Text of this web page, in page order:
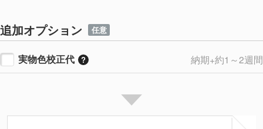
追加オプション 任意
実物色校正代 納期+約1～2週間